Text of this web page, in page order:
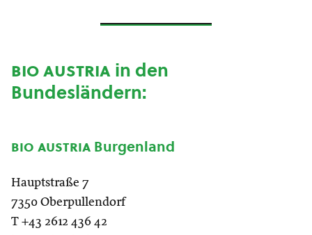
bio austriain den
Bundesländern:
bio austria Burgenland
Hauptstraße 7
7350 Oberpullendorf
T +43 2612 436 42